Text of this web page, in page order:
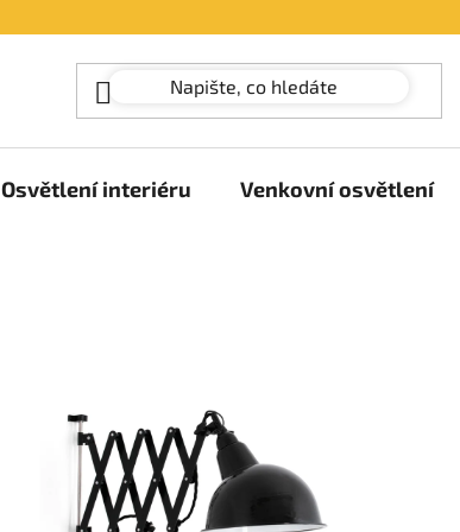
Osvětlení interiéru Venkovní osvětlení